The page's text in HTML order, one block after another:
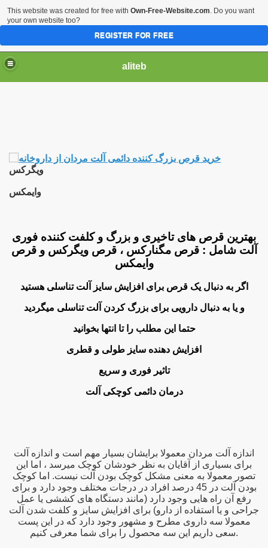
aliteb
ویگرکس
وایمکس
بهترین قرص های تاخیری و بزرگ و کلفت کننده فوری
آلت شامل : قرص مگنارکس ، قرص ویگرکس و قرص
وایمکس
اگر به دنبال یک قرص برای افزایش سایز آلت تناسلی هستید
و یا به دنبال دارویی برای بزرگ کردن آلت تناسلی میگردید
حتما این مطلب را تا انتها بخوانید
افزایش دهنده سایز طولی و قطری
تاثیر فوری و سریع
درمان دائمی کوچکی آلت
اندازه آلت مردان معمولا برایشان بسیار مهم است و اندازه آلت
برای بسیاری از آقایان به نظر خودشان کوچک میرسد ، اما این
تصور معمولا به معنی مشکل کوچک بودن آلت نیست. اما کوچک
بودن آلت در 45 درصد افراد در درجات مختلف وجود دارد و برای
رفع آن راه هایی وجود دارد (مانند دستگاه های کششی یا عمل
جراحی و یا استفاده از دارو) برای افزایش سایز و کلفت شدن آلت
معمولا سه داروی مطرح و مشهور وجود دارد که در این پست
سعی داریم این سه محصول را برای شما معرفی کنیم.
=>
=> بهترین قرص بزرگ
راه هاي افزايش سايز اندام تناسلي بدون بازگشت | قرص راست
=> - بهترین قرص راست کننده افزايش حجم آلت | كرم افزايش
=> افزايش حجم و دراز كننده آلت | قرص راست
=> قرص راست کننده و تاخیریي براي
=> خريد اينترنتي قرص بزرگ
=> قرص بزرگ
This website was created for free with Own-Free-Website.com. Do you want
your own website too?
REGISTER FOR FREE